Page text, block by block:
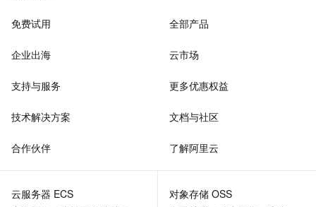
免费试用 全部产品
企业出海 云市场
支持与服务 更多优惠权益
技术解决方案 文档与社区
合作伙伴 了解阿里云
云服务器 ECS
对象存储 OSS